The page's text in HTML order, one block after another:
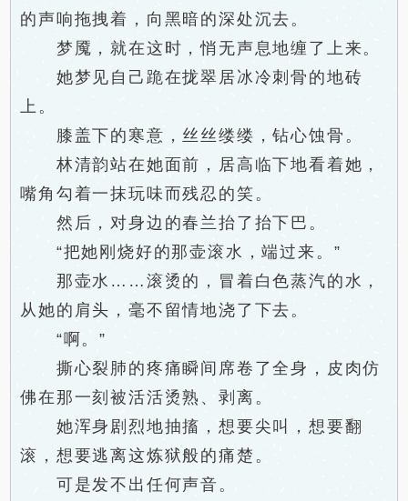
的声响拖拽着，向黑暗的深处沉去。
梦魇，就在这时，悄无声息地缠了上来。
她梦见自己跪在拢翠居冰冷刺骨的地砖
上。
膝盖下的寒意，丝丝缕缕，钻心蚀骨。
林清韵站在她面前，居高临下地看着她，
嘴角勾着一抹玩味而残忍的笑。
然后，对身边的春兰抬了抬下巴。
“把她刚烧好的那壶滚水，端过来。”
那壶水……滚烫的，冒着白色蒸汽的水，
从她的肩头，毫不留情地浇了下去。
“啊。”
撕心裂肺的疼痛瞬间席卷了全身，皮肉仿
佛在那一刻被活活烫熟、剥离。
她浑身剧烈地抽搐，想要尖叫，想要翻
滚，想要逃离这炼狱般的痛楚。
可是发不出任何声音。